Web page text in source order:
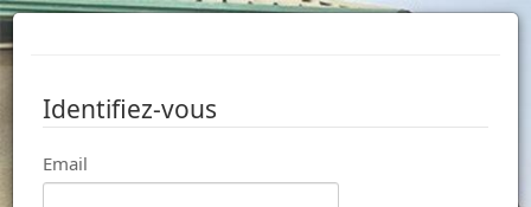
Identifiez-vous
Email